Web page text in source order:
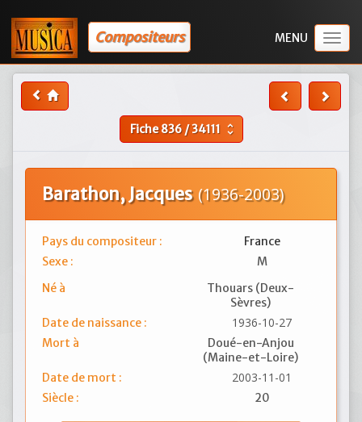
Compositeurs
Fiche836/34111 unfold_more
Barathon, Jacques (1936-2003)
Pays du compositeur :
France
Sexe :
M
Né à
Thouars (Deux-
Sèvres)
Date de naissance :
1936-10-27
Mort à
Doué-en-Anjou
(Maine-et-Loire)
Date de mort :
2003-11-01
Siècle : 20